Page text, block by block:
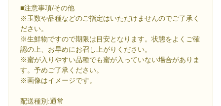
■注意事項/その他
※玉数や品種などのご指定はいただけませんのでご了承く
ださい。
※生鮮物ですので期限は目安となります。状態をよくご確
認の上、お早めにお召し上がりください。
※蜜が入りやすい品種でも蜜が入っていない場合がありま
す。予めご了承ください。
※画像はイメージです。
配送種別:通常